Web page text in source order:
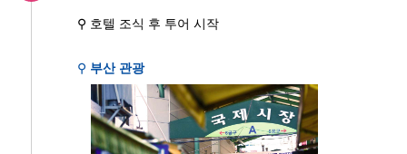
⚲ 호텔 조식 후 투어 시작
⚲ 부산 관광